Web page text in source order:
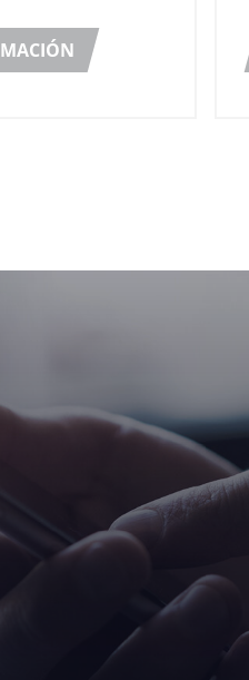
garantice, al
gran